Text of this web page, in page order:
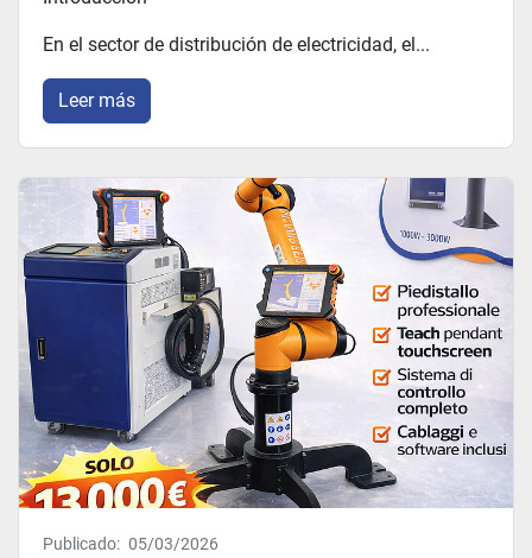
En el sector de distribución de electricidad, el...
Leer más
Publicado: 05/03/2026